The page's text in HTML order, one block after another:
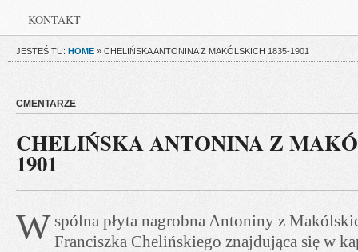
KONTAKT
JESTEŚ TU: HOME » CHELIŃSKA ANTONINA Z MAKÓLSKICH 1835-1901
CMENTARZE
CHELIŃSKA ANTONINA Z
1901
W spólna płyta nagrobna Antoniny z
Franciszka Chelińskiego znajdująca się w